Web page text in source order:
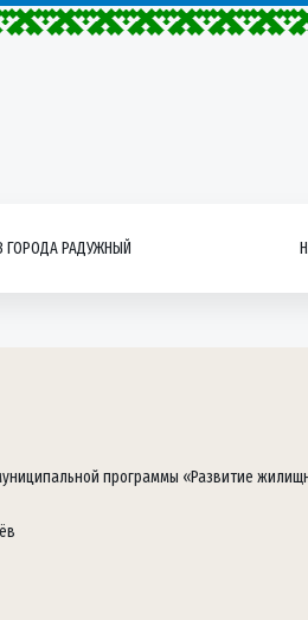
ГОРОДА РАДУЖНЫЙ
программы «Развитие